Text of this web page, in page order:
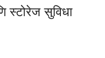
स्टोरेज सुविधा